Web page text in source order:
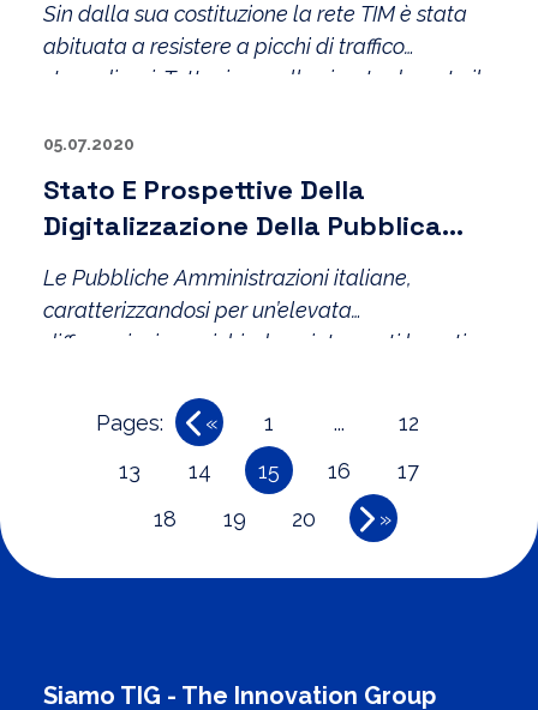
Sin dalla sua costituzione la rete TIM è stata
abituata a resistere a picchi di traffico
straordinari. Tuttavia, quello vissuto durante il
il più grande stress test affrontato nella storia
delle telecomunicazioni.
05.07.2020
Stato E Prospettive Della
Digitalizzazione Della Pubblica
Amministrazione
Le Pubbliche Amministrazioni italiane,
caratterizzandosi per un’elevata
differenziazione, richiedono interventi basati
accompagnare i singoli processi nel percorso
di cambiamento.
Pages: « 1 ...
12
13
14 15 16
17
18
19 20 »
Siamo TIG - The Innovation Group